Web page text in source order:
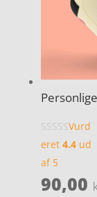
Vurd
eret 4.4ud
af 5
90,00